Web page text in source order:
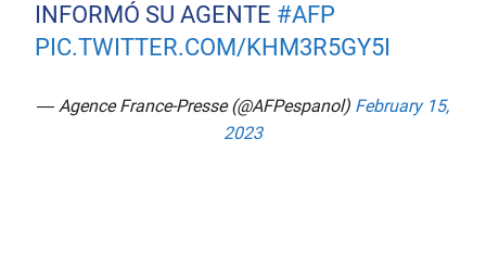
INFORMÓ SU AGENTE #AFP
PIC.TWITTER.COM/KHM3R5GY5I
— Agence France-Presse (@AFPespanol) February 15,
2023